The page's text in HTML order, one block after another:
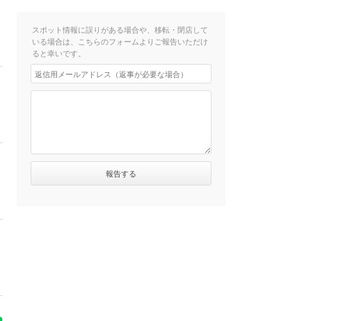
スポット情報に誤りがある場合や、移転・閉店して
いる場合は、こちらのフォームよりご報告いただけ
ると幸いです。